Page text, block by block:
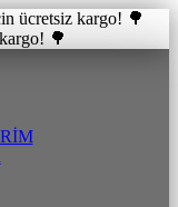
ücretsiz kargo! 🌳
🌳